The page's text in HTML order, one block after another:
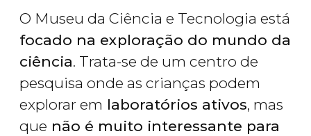
O Museu da Ciência e Tecnologia está
focado na exploração do mundo da
ciência. Trata-se de um centro de
pesquisa onde as crianças podem
explorar em laboratórios ativos, mas
que não é muito interessante para